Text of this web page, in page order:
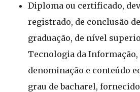
Diploma ou certificado,
registrado, de conclusão
graduação, de nível
Tecnologia da Informação,
denominação e conteúdo
grau de bacharel,